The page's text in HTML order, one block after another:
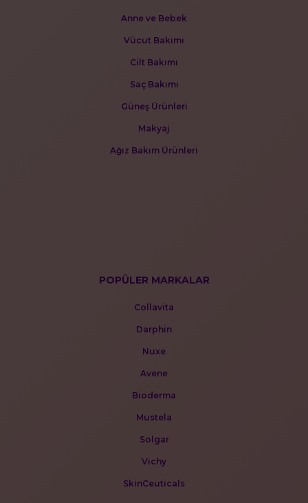
Anne ve Bebek
Vücut Bakımı
Cilt Bakımı
Saç Bakımı
Güneş Ürünleri
Makyaj
Ağız Bakım Ürünleri
POPÜLER MARKALAR
Collavita
Darphin
Nuxe
Avene
Bioderma
Mustela
Solgar
Vichy
SkinCeuticals